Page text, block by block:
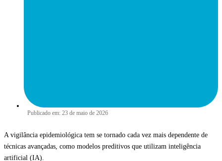
Publicado em: 23 de maio de 2026
A vigilância epidemiológica tem se tornado cada vez mais dependente de
técnicas avançadas, como modelos preditivos que utilizam inteligência
artificial (IA).